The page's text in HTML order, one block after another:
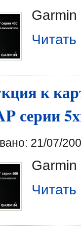
к
серии
21/07/